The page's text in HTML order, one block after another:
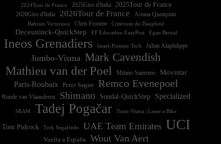
2024Tour de France
2025Giro d'Italia 2025Tour de France
2026Giro d'Italia 2026Tour de France Astana Qazaqstan
Bahrain Victorious Chris Froome Critérium du Dauphiné
Deceuninck-QuickStep EF Education-EasyPost Egan Bernal
Ineos Grenadiers Israel-Premier Tech Julian Alaphilippe
Jumbo-Visma Mark Cavendish
Mathieu van der Poel Milano Sanremo
Movistar
Paris-Roubaix
Peter Sagan Remco Evenepoel
Ronde van Vlaanderen Shimano Soudal-QuickStep Specialized
SRAM Tadej Pogačar Team Visma | Lease a Bike
Tom Pidcock Trek Segafredo UAE Team Emirates UCI
Vuelta a España Wout Van Aert